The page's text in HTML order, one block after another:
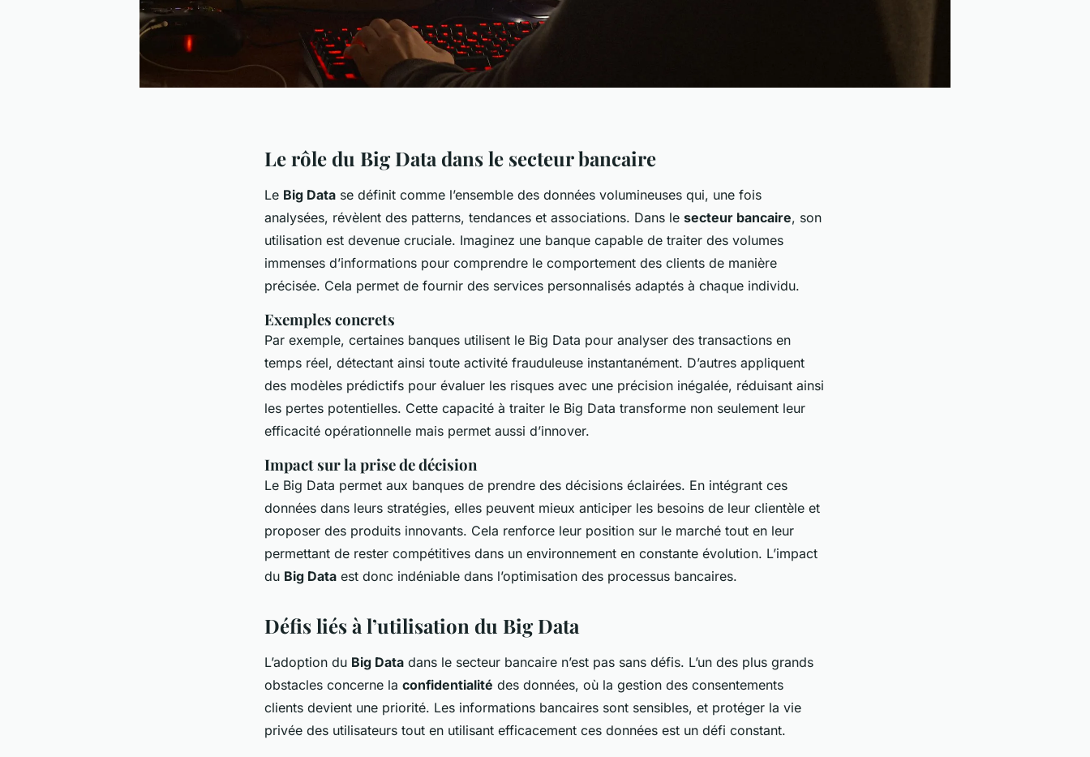
Le rôle du Big Data dans le secteur bancaire
Le Big Data se définit comme l’ensemble des données volumineuses qui, une fois
analysées, révèlent des patterns, tendances et associations. Dans le secteur bancaire, son
utilisation est devenue cruciale. Imaginez une banque capable de traiter des volumes
immenses d’informations pour comprendre le comportement des clients de manière
précisée. Cela permet de fournir des services personnalisés adaptés à chaque individu.
Exemples concrets
Par exemple, certaines banques utilisent le Big Data pour analyser des transactions en
temps réel, détectant ainsi toute activité frauduleuse instantanément. D’autres appliquent
des modèles prédictifs pour évaluer les risques avec une précision inégalée, réduisant ainsi
les pertes potentielles. Cette capacité à traiter le Big Data transforme non seulement leur
efficacité opérationnelle mais permet aussi d’innover.
Impact sur la prise de décision
Le Big Data permet aux banques de prendre des décisions éclairées. En intégrant ces
données dans leurs stratégies, elles peuvent mieux anticiper les besoins de leur clientèle et
proposer des produits innovants. Cela renforce leur position sur le marché tout en leur
permettant de rester compétitives dans un environnement en constante évolution. L’impact
du Big Data est donc indéniable dans l’optimisation des processus bancaires.
Défis liés à l’utilisation du Big Data
L’adoption du Big Data dans le secteur bancaire n’est pas sans défis. L’un des plus grands
obstacles concerne la confidentialité des données, où la gestion des consentements
clients devient une priorité. Les informations bancaires sont sensibles, et protéger la vie
privée des utilisateurs tout en utilisant efficacement ces données est un défi constant.